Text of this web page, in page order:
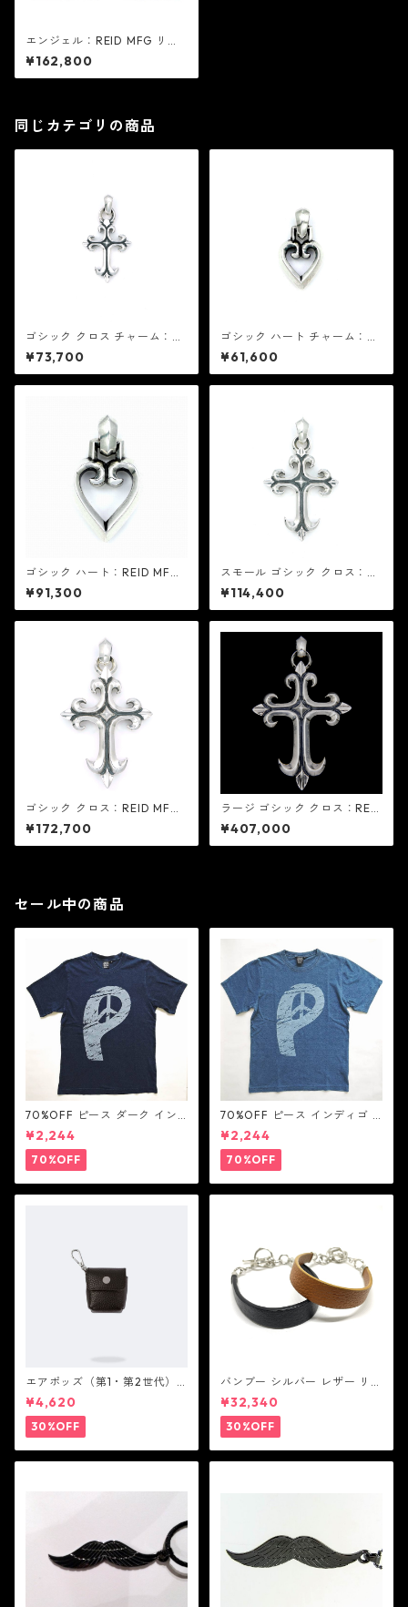
エンジェル：REID MFG リー
ド エムエフジー
¥162,800
同じカテゴリの商品
ゴシック クロス チャーム：RE
ID MFG リード エムエフジー
¥73,700
ゴシック ハート チャーム：RE
ID MFG リード エムエフジー
¥61,600
ゴシック ハート：REID MFG
リード エムエフジー
¥91,300
スモール ゴシック クロス：RE
ID MFG リード エムエフジー
¥114,400
ゴシック クロス：REID MFG
リード エムエフジー
¥172,700
ラージ ゴシック クロス：REI
D MFG リード エムエフジー
¥407,000
セール中の商品
70%OFF ピース ダーク イン
ディゴ Tシャツ：LOVE N' PEA
CE N' ROCK ' ROLL ラブ ン
ピース ン ロック ン ロール
¥2,244
70%OFF
70%OFF ピース インディゴ T
シャツ：LOVE N' PEACE N' R
OCK ' ROLL ラブ ン ピース ン
ロック ン ロール
¥2,244
70%OFF
エアポッズ（第1・第2世代）
ポーチ：BANDOLIER バンド
リヤー
¥4,620
30%OFF
バンブー シルバー レザー リン
ク ステーション ブレスレッ
ト：JOHN HARDY ジョン ハ
ーディー
¥32,340
30%OFF